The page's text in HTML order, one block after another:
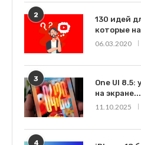
2
130 идей
которые
06.03.2020
3
One UI
на экране...
11.10.2025
4